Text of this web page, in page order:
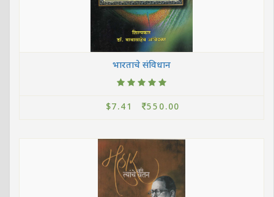
भारताचे संविधान
$7.41 550.00